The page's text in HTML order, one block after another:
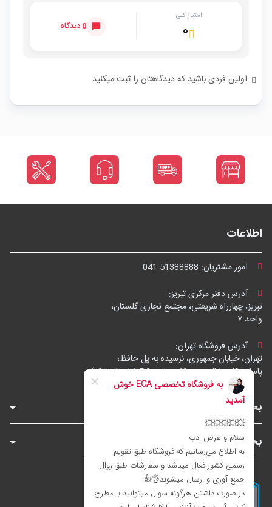
امتیاز کلی
۰ 0 دیدگاه
اولین فردی باشید که دیدگاهتان را ثبت میکنید
اطلاعات
امور مشتریان: 041-51388888
آدرس دفتر مرکزی تبریز:
تبریز، چهارراه شریعتی، مجتمع تجاری گلستان،
واحد ۷
آدرس فروشگاه تهران:
تهران، خیابان جمهوری، نرسیده به پل حافظ،
پاساژ توکل، طبقه زیرهمکف، واحد B6 (تاپ ترونیک)
بخش‌های فروشگاه
بخش‌های سایت